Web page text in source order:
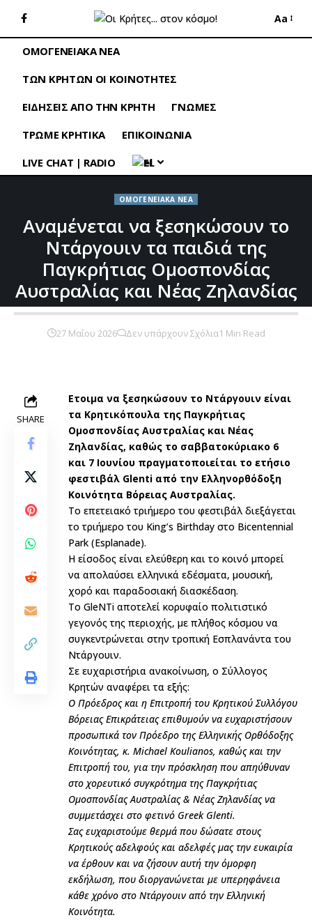
Aa
ΟΜΟΓΕΝΕΙΑΚΑ ΝΕΑ
ΤΩΝ ΚΡΗΤΩΝ ΟΙ ΚΟΙΝΟΤΗΤΕΣ
ΕΙΔΗΣΕΙΣ ΑΠΟ ΤΗΝ ΚΡΗΤΗ
ΓΝΩΜΕΣ
ΤΡΩΜΕ ΚΡΗΤΙΚΑ
ΕΠΙΚΟΙΝΩΝΙΑ
LIVE CHAT | RADIO
EL
ΟΜΟΓΕΝΕΙΑΚΑ ΝΕΑ
Αναμένεται να ξεσηκώσουν το
Ντάργουιν τα παιδιά της
Παγκρήτιας Ομοσπονδίας
Αυστραλίας και Νέας Ζηλανδίας
27 Μαΐου 2026 Δεν υπάρχουν Σχόλια1 Min Read
SHARE
Ετοιμα να ξεσηκώσουν το Ντάργουιν είναι
τα Κρητικόπουλα της Παγκρήτιας
Ομοσπονδίας Αυστραλίας και Νέας
Ζηλανδίας, καθώς το σαββατοκύριακο 6
και 7 Ιουνίου πραγματοποιείται το ετήσιο
φεστιβάλ Glenti από την Ελληνορθόδοξη
Κοινότητα Βόρειας Αυστραλίας.
Το επετειακό τριήμερο του φεστιβάλ διεξάγεται
το τριήμερο του King’s Birthday στο Bicentennial
Park (Esplanade).
Η είσοδος είναι ελεύθερη και το κοινό μπορεί
να απολαύσει ελληνικά εδέσματα, μουσική,
χορό και παραδοσιακή διασκέδαση.
Το GleNTi αποτελεί κορυφαίο πολιτιστικό
γεγονός της περιοχής, με πλήθος κόσμου να
συγκεντρώνεται στην τροπική Εσπλανάντα του
Ντάργουιν.
Σε ευχαριστήρια ανακοίνωση, ο Σύλλογος
Κρητών αναφέρει τα εξής:
Ο Πρόεδρος και η Επιτροπή του Κρητικού Συλλόγου
Βόρειας Επικράτειας επιθυμούν να ευχαριστήσουν
προσωπικά τον Πρόεδρο της Ελληνικής Ορθόδοξης
Κοινότητας, κ. Michael Koulianos, καθώς και την
Επιτροπή του, για την πρόσκληση που απηύθυναν
στο χορευτικό συγκρότημα της Παγκρήτιας
Ομοσπονδίας Αυστραλίας & Νέας Ζηλανδίας να
συμμετάσχει στο φετινό Greek Glenti.
Σας ευχαριστούμε θερμά που δώσατε στους
Κρητικούς αδελφούς και αδελφές μας την ευκαιρία
να έρθουν και να ζήσουν αυτή την όμορφη
εκδήλωση, που διοργανώνεται με υπερηφάνεια
κάθε χρόνο στο Ντάργουιν από την Ελληνική
Κοινότητα.